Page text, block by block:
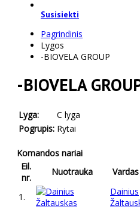
Susisiekti
Pagrindinis
Lygos
-BIOVELA GROUP
-BIOVELA
Lyga:
C lyga
Pogrupis: Rytai
Komandos nariai
Eil.
nr.
Nuotrauka
1.
Dainius